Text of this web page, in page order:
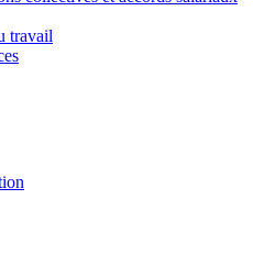
travail